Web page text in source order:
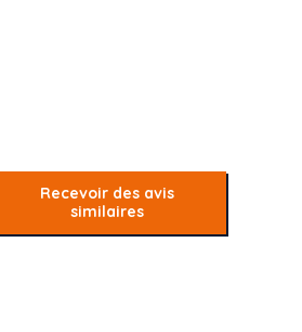
Recevoir des avis
similaires